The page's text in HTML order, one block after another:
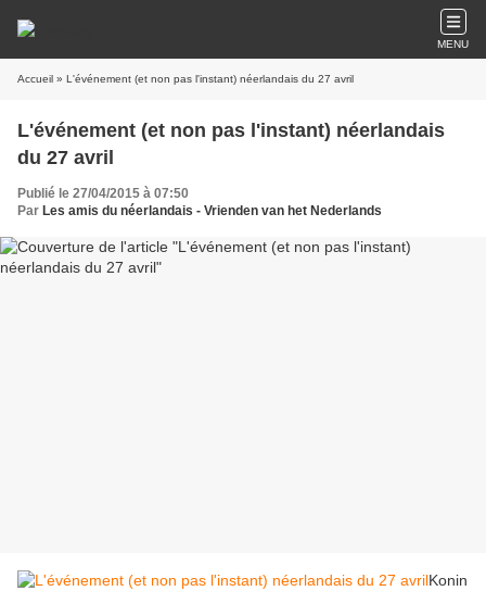
MENU
Accueil » L'événement (et non pas l'instant) néerlandais du 27 avril
L'événement (et non pas l'instant) néerlandais
du 27 avril
Publié le 27/04/2015 à 07:50
Par Les amis du néerlandais - Vrienden van het Nederlands
Konin